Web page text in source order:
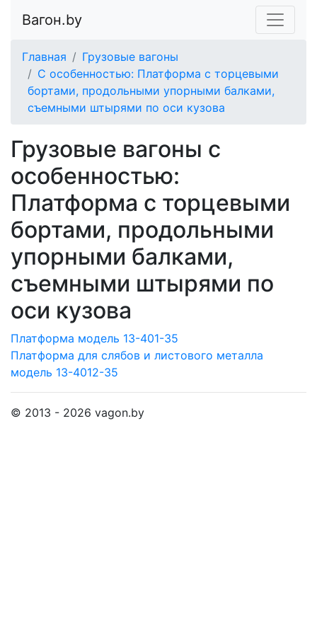
Вагон.by
Главная
Грузовые вагоны
С особенностью: Платформа с торцевыми
бортами, продольными упорными балками,
съемными штырями по оси кузова
Грузовые вагоны с
особенностью:
Платформа с торцевыми
бортами, продольными
упорными балками,
съемными штырями по
оси кузова
Платформа модель 13-401-35
Платформа для слябов и листового металла
модель 13-4012-35
© 2013 - 2026 vagon.by